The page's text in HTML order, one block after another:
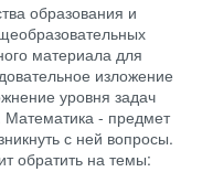
образования и
материала для
изложение
уровня задач
Математика - предмет
с ней вопросы.
обратить на темы: